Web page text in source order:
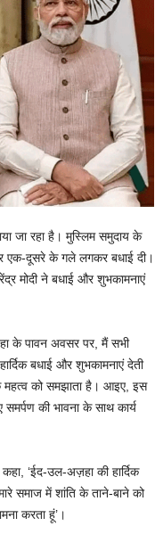
जा रहा है। मुस्लिम समुदाय के
एक-दूसरे के गले लगकर बधाई दी।
मोदी ने बधाई और शुभकामनाएं
के पावन अवसर पर, मैं सभी
बधाई और शुभकामनाएं देती
महत्व को समझाता है। आइए, इस
की भावना के साथ कार्य
‘ईद-उल-अज़हा की हार्दिक
समाज में शांति के ताने-बाने को
करता हूं’।